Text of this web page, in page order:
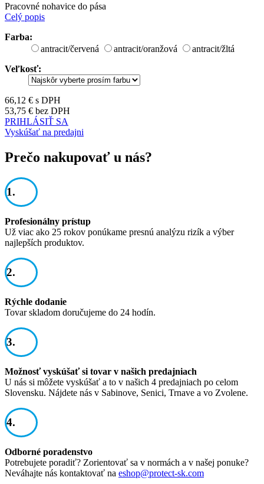
Pracovné nohavice do pása
Celý popis
Farba:
antracit/červená
antracit/oranžová
antracit/žltá
Veľkosť:
66,12 € s DPH
53,75 € bez DPH
PRIHLÁSIŤ SA
Vyskúšať na predajni
Prečo nakupovať u nás?
1.
Profesionálny prístup
Už viac ako 25 rokov ponúkame presnú analýzu rizík a výber
najlepších produktov.
2.
Rýchle dodanie
Tovar skladom doručujeme do 24 hodín.
3.
Možnosť vyskúšať si tovar v našich predajniach
U nás si môžete vyskúšať a to v našich 4 predajniach po celom
Slovensku. Nájdete nás v Sabinove, Senici, Trnave a vo Zvolene.
4.
Odborné poradenstvo
Potrebujete poradiť? Zorientovať sa v normách a v našej ponuke?
Neváhajte nás kontaktovať na eshop@protect-sk.com